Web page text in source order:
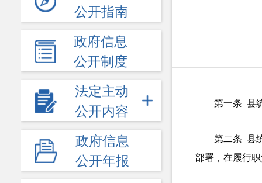
公开指南
政府信息
公开制度
法定主动
公开内容
政府信息
公开年报
第一条 县
第二条 县
部署，在履行